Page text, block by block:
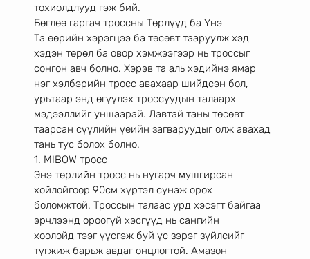
тохиолдлууд гэж бий.
Бөглөө гаргач троссны Төрлүүд ба Үнэ
Та өөрийн хэрэгцээ ба төсөвт тааруулж хэд
хэдэн төрөл ба овор хэмжээгээр нь троссыг
сонгон авч болно. Хэрэв та аль хэдийнэ ямар
нэг хэлбэрийн тросс авахаар шийдсэн бол,
урьтаар энд өгүүлэх троссуудын талаарх
мэдээллийг уншаарай. Лавтай таны төсөвт
таарсан сүүлийн үеийн загваруудыг олж авахад
тань тус болох болно.
1. MIBOW тросс
Энэ төрлийн тросс нь нугарч мушгирсан
хойлойгоор 90см хүртэл сунаж орох
боломжтой. Троссын талаас урд хэсэгт байгаа
эрчлээнд ороогүй хэсгүүд нь сангийн
хоолойд тээг үүсгэж буй үс зэрэг зүйлсийг
түгжиж барьж авдаг онцлогтой. Амазон